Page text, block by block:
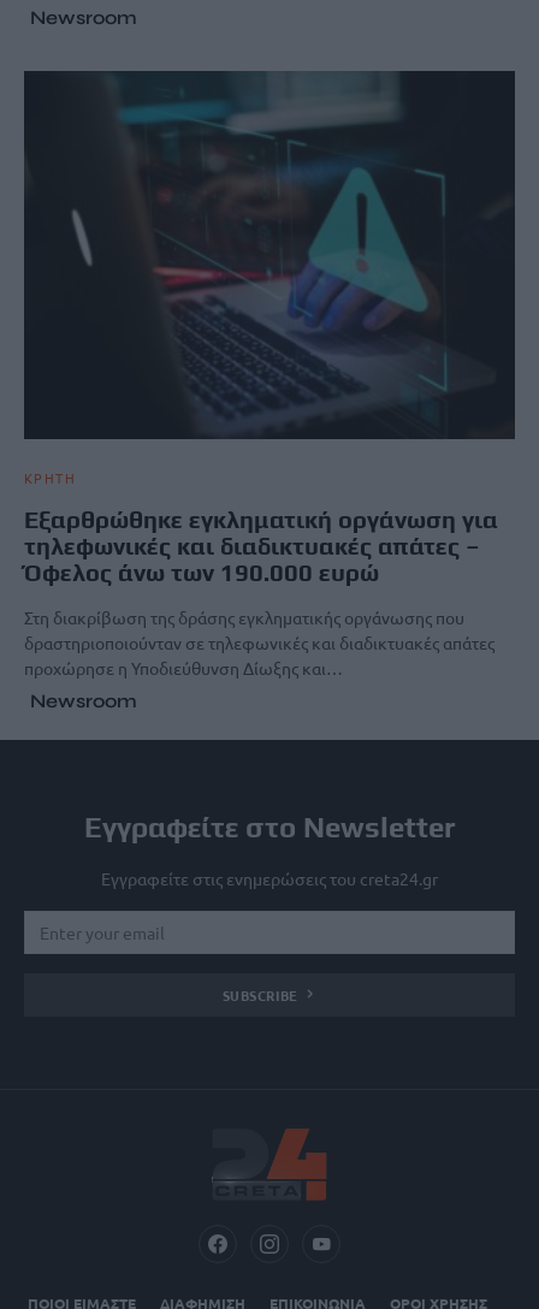
Newsroom
ΚΡΗΤΗ
Εξαρθρώθηκε εγκληματική οργάνωση για
τηλεφωνικές και διαδικτυακές απάτες –
Όφελος άνω των 190.000 ευρώ
Στη διακρίβωση της δράσης εγκληματικής οργάνωσης που
δραστηριοποιούνταν σε τηλεφωνικές και διαδικτυακές απάτες
προχώρησε η Υποδιεύθυνση Δίωξης και…
Newsroom
Εγγραφείτε στο Newsletter
Εγγραφείτε στις ενημερώσεις του creta24.gr
SUBSCRIBE
ΠΟΙΟΙ ΕΙΜΑΣΤΕ ΔΙΑΦΗΜΙΣΗ ΕΠΙΚΟΙΝΩΝΙΑ ΟΡΟΙ ΧΡΗΣΗΣ